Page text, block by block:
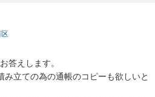
答えします。
立ての為の通帳のコピーも欲しいと